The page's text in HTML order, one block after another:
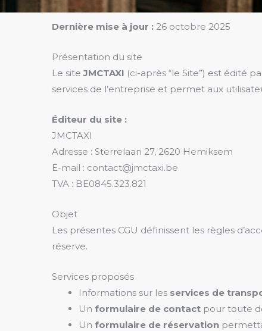
Dernière mise à jour : 26 octobre 2025
Présentation du site
Le siteJMCTAXI (ci-après “le Site”) est édité
services de l’entreprise et permet aux
Éditeur du site :
JMCTAXI
Adresse : Sterrelaan 27, 2620 Hemiksem
E-mail : contact@jmctaxi.be
TVA : BE0845.323.821
Objet
Les présentes CGU définissent les règles
réserve.
Services proposés
Informations sur les services de
Un formulaire de contact pour toute
Un formulaire de réservation